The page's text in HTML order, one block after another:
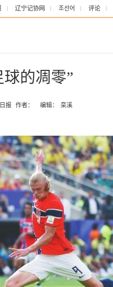
辽宁记协网 조선어 评论
的凋零”
报 作者： 编辑： 栾溪